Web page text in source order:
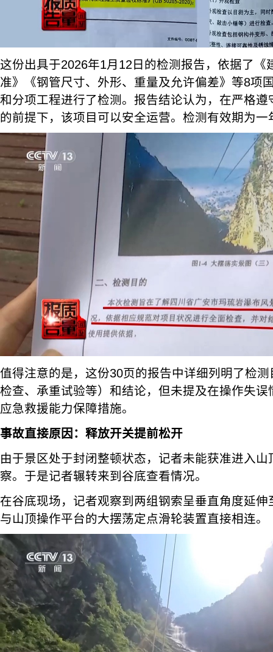
这份出具于2026年1月12日的检测报告，依据了《
准》《钢管尺寸、外形、重量及允许偏差》等8项
和分项工程进行了检测。报告结论认为，在严格
的前提下，该项目可以安全运营。检测有效期为一
值得注意的是，这份30页的报告中详细列明了检
检查、承重试验等）和结论，但未提及在操作失
应急救援能力保障措施。
事故直接原因：释放开关提前松开
由于景区处于封闭整顿状态，记者未能获准进入
察。于是记者辗转来到谷底查看情况。
在谷底现场，记者观察到两组钢索呈垂直角度延
与山顶操作平台的大摆荡定点滑轮装置直接相连。